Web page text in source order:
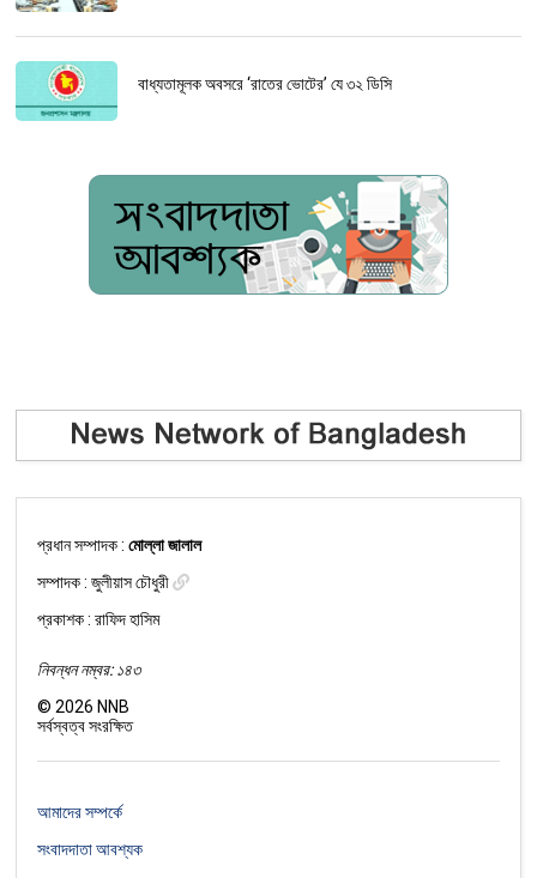
বাধ্যতামূলক অবসরে ‘রাতের ভোটের’ যে ৩২ ডিসি
প্রধান সম্পাদক :মোল্লা জালাল
সম্পাদক :জুলীয়াস চৌধুরী
প্রকাশক : রাফিদ হাসিম
নিবন্ধন নম্বর: ১৪৩
©2026 NNB
সর্বস্বত্ব সংরক্ষিত
আমাদের সম্পর্কে
সংবাদদাতা আবশ্যক